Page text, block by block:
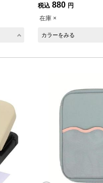
税込 880 円
在庫 ×
カラーをみる